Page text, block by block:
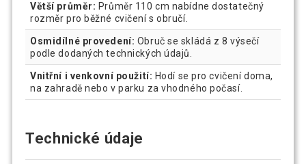
Větší průměr: Průměr 110 cm nabídne dostatečný
rozměr pro běžné cvičení s obručí.
Osmidílné provedení: Obruč se skládá z 8 výsečí
podle dodaných technických údajů.
Vnitřní i venkovní použití: Hodí se pro cvičení doma,
na zahradě nebo v parku za vhodného počasí.
Technické údaje